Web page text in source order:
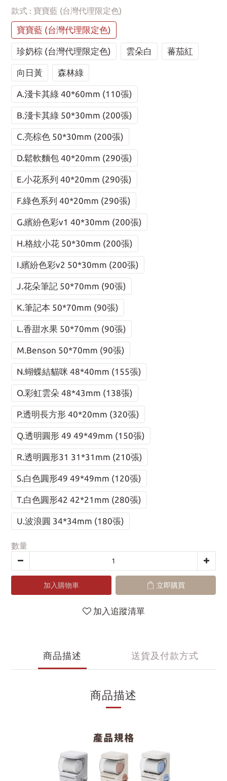
款式 : 寶寶藍 (台灣代理限定色)
寶寶藍 (台灣代理限定色)
珍奶棕 (台灣代理限定色) 雲朵白 蕃茄紅
向日黃 森林綠
A.淺卡其綠 40*60mm (110張)
B.淺卡其綠 50*30mm (200張)
C.亮棕色 50*30mm (200張)
D.鬆軟麵包 40*20mm (290張)
E.小花系列 40*20mm (290張)
F.綠色系列 40*20mm (290張)
G.繽紛色彩v1 40*30mm (200張)
H.格紋小花 50*30mm (200張)
I.繽紛色彩v2 50*30mm (200張)
J.花朵筆記 50*70mm (90張)
K.筆記本 50*70mm (90張)
L.香甜水果 50*70mm (90張)
M.Benson 50*70mm (90張)
N.蝴蝶結貓咪 48*40mm (155張)
O.彩虹雲朵 48*43mm (138張)
P.透明長方形 40*20mm (320張)
Q.透明圓形 49 49*49mm (150張)
R.透明圓形31 31*31mm (210張)
S.白色圓形49 49*49mm (120張)
T.白色圓形42 42*21mm (280張)
U.波浪圓 34*34mm (180張)
數量
加入購物車 立即購買
加入追蹤清單
商品描述 送貨及付款方式
商品描述